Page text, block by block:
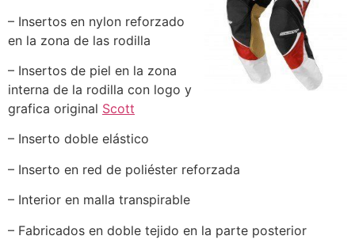
– Insertos en nylon reforzado
en la zona de las rodilla
– Insertos de piel en la zona
interna de la rodilla con logo y
grafica original Scott
– Inserto doble elástico
– Inserto en red de poliéster reforzada
– Interior en malla transpirable
– Fabricados en doble tejido en la parte posterior